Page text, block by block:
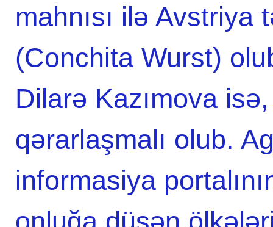
mahnısı ilə
(Conchita Wurst)
Dilarə Kazımova
qərarlaşmalı olub.
informasiya